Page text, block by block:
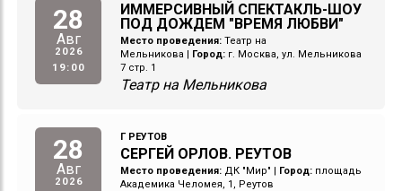
28
Авг
2026
19:00
ИММЕРСИВНЫЙ СПЕКТАКЛЬ-ШОУ
ПОД ДОЖДЕМ "ВРЕМЯ ЛЮБВИ"
Место проведения: Театр на
Мельникова
Город: г. Москва, ул. Мельникова
7 стр. 1
Театр на Мельникова
28
Авг
2026
Г РЕУТОВ
СЕРГЕЙ ОРЛОВ. РЕУТОВ
Место проведения: ДК "Мир" | Город: площадь
Академика Челомея, 1, Реутов